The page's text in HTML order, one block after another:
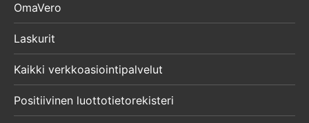
OmaVero
Laskurit
Kaikki verkkoasiointipalvelut
Positiivinen luottotietorekisteri